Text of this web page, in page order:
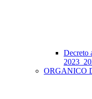
Decreto
ORGANICO